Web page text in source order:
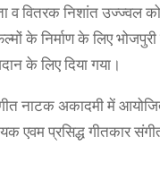
व वितरक निशांत
के निर्माण के लिए
के लिए दिया गया।
नाटक अकादमी में
एवम प्रसिद्ध